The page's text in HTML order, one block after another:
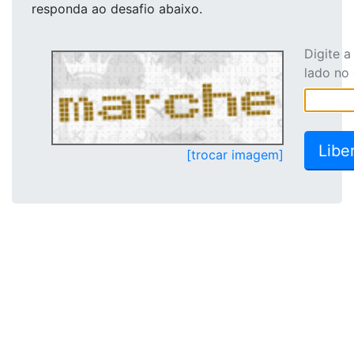
responda ao desafio abaixo.
[trocar imagem]
Digite
lado no